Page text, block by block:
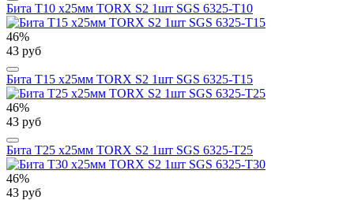
Бита T10 х25мм TORX S2 1шт SGS 6325-T10
46%
43 руб
Бита T15 х25мм TORX S2 1шт SGS 6325-T15
46%
43 руб
Бита T25 х25мм TORX S2 1шт SGS 6325-T25
46%
43 руб